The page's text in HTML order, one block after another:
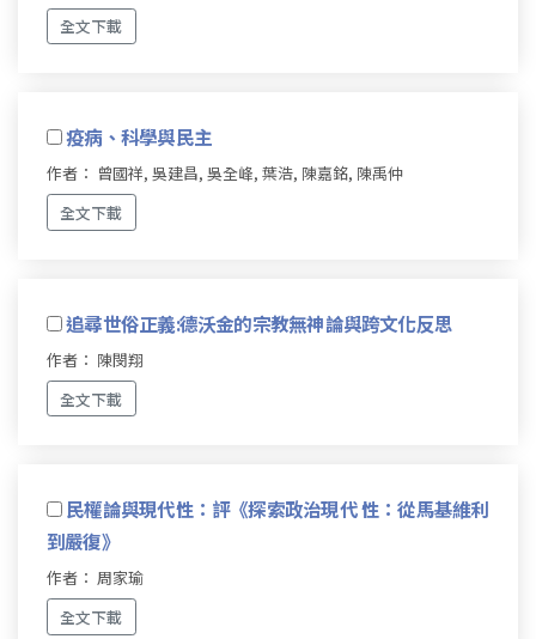
全文下載
疫病、科學與民主
作者： 曾國祥, 吳建昌, 吳全峰, 葉浩, 陳嘉銘, 陳禹仲
全文下載
追尋世俗正義:德沃金的宗教無神論與跨文化反思
作者： 陳閔翔
全文下載
民權論與現代性：評《探索政治現代 性：從馬基維利
到嚴復》
作者： 周家瑜
全文下載